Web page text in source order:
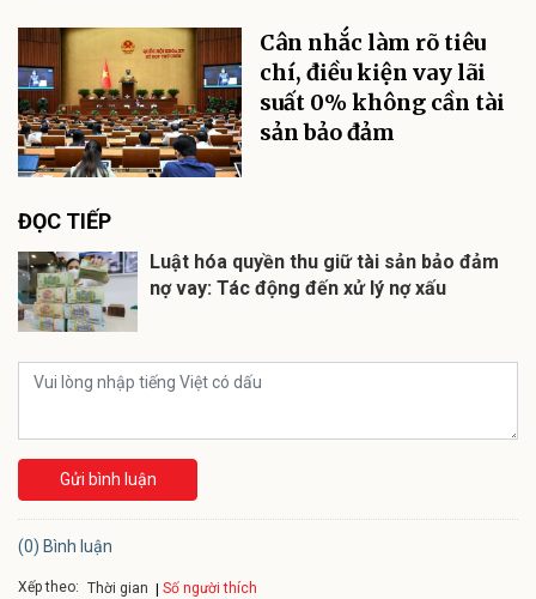
Cân nhắc làm rõ tiêu
chí, điều kiện vay lãi
suất 0% không cần tài
sản bảo đảm
ĐỌC TIẾP
Luật hóa quyền thu giữ tài sản bảo đảm
nợ vay: Tác động đến xử lý nợ xấu
Gửi bình luận
(0) Bình luận
Xếp theo: Thời gian Số người thích